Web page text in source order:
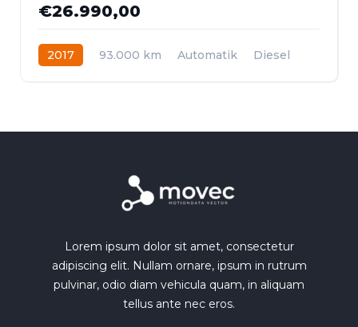
€26.990,00
2017 93.000 km Automatik
Diesel
Lorem ipsum dolor sit amet, consectetur
adipiscing elit. Nullam ornare, ipsum in rutrum
pulvinar, odio diam vehicula quam, in aliquam
tellus ante nec eros.